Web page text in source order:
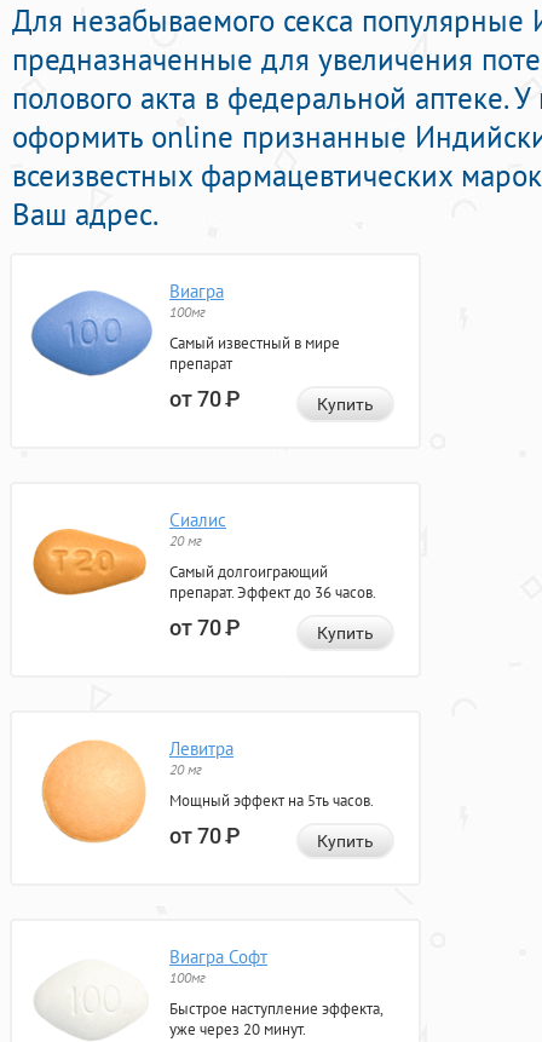
Для незабываемого секса
предназначенные для увеличения
полового акта в федеральной аптеке.
оформить online признанные
всеизвестных фармацевтических
Ваш адрес.
Виагра
100мг
Самый известный в мире
препарат
от 70Р Купить
Сиалис
20 мг
Самый долгоиграющий
препарат. Эффект до 36 часов.
от 70Р Купить
Левитра
20 мг
Мощный эффект на 5ть часов.
от 70Р Купить
Виагра Софт
100мг
Быстрое наступление эффекта,
уже через 20 минут.